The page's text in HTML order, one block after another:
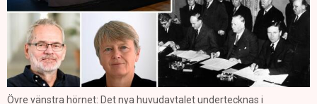
Övre vänstra hörnet: Det nya huvudavtalet undertecknas i